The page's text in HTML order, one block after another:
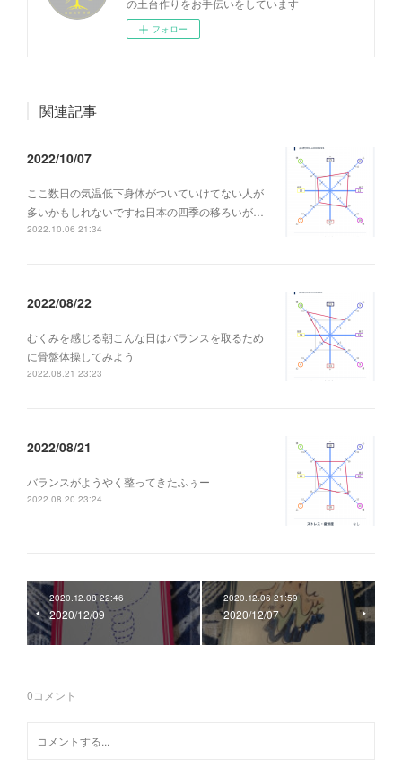
の土台作りをお手伝いをしています
フォロー
関連記事
2022/10/07
ここ数日の気温低下身体がついていけてない人が
多いかもしれないですね日本の四季の移ろいが…
2022.10.06 21:34
2022/08/22
むくみを感じる朝こんな日はバランスを取るため
に骨盤体操してみよう
2022.08.21 23:23
2022/08/21
バランスがようやく整ってきたふぅー
2022.08.20 23:24
2020.12.08 22:46
2020/12/09
2020.12.06 21:59
2020/12/07
0コメント